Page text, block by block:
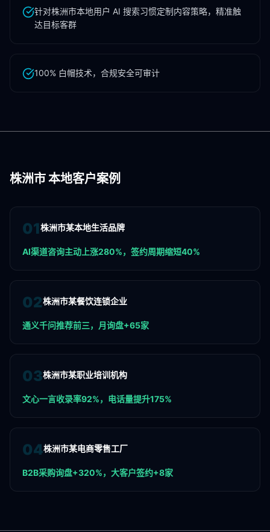
针对株洲市本地用户 AI 搜索习惯定制内容策略，精准触
达目标客群
100% 白帽技术，合规安全可审计
株洲市本地客户案例
01株洲市某本地生活品牌
AI渠道咨询主动上涨280%，签约周期缩短40%
02株洲市某餐饮连锁企业
通义千问推荐前三，月询盘+65家
03株洲市某职业培训机构
文心一言收录率92%，电话量提升175%
04株洲市某电商零售工厂
B2B采购询盘+320%，大客户签约+8家